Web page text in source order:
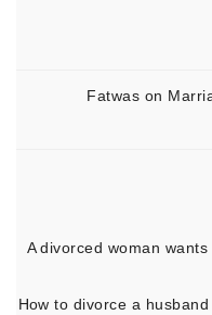
Fatwas on
A divorced woman
How to divorce a